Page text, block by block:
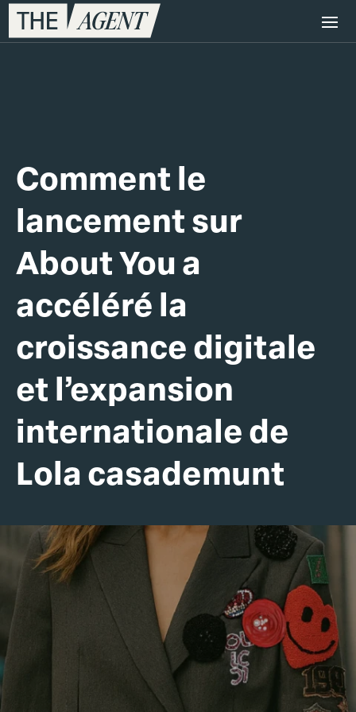
Comment le
lancement sur
About You a
accéléré la
croissance digitale
et l’expansion
internationale de
Lola casademunt